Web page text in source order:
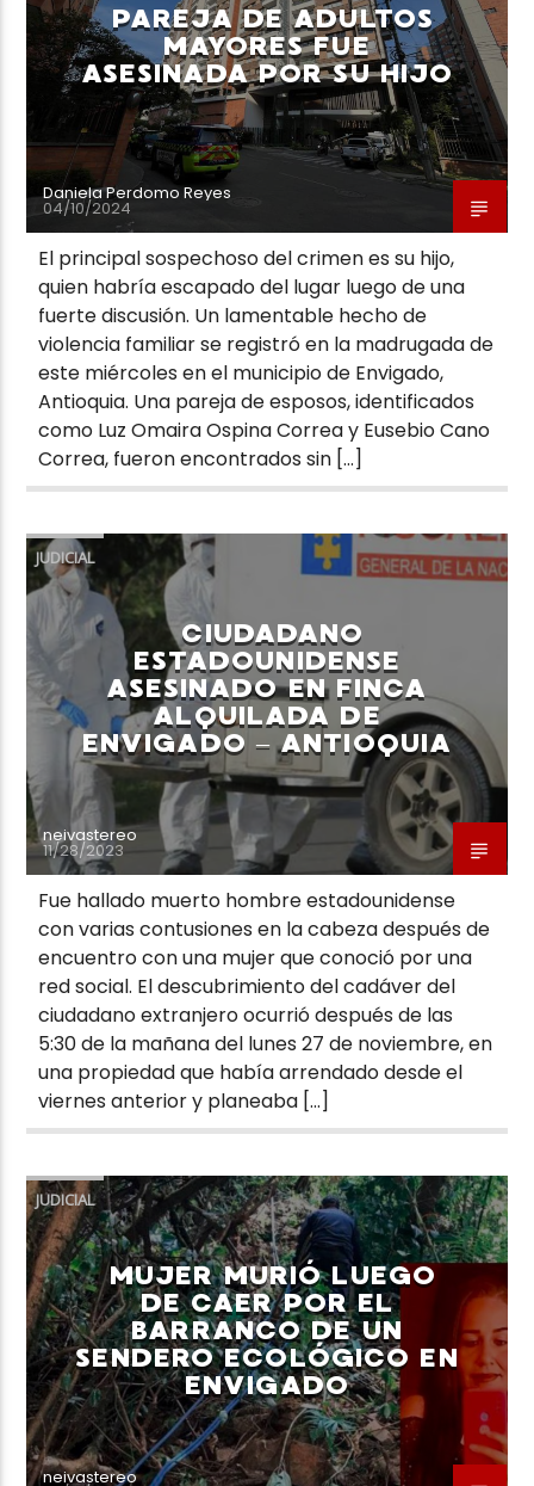
PAREJA DE ADULTOS
MAYORES FUE
ASESINADA POR SU HIJO
Daniela Perdomo Reyes
04/10/2024
El principal sospechoso del crimen es su hijo,
quien habría escapado del lugar luego de una
fuerte discusión. Un lamentable hecho de
violencia familiar se registró en la madrugada de
este miércoles en el municipio de Envigado,
Antioquia. Una pareja de esposos, identificados
como Luz Omaira Ospina Correa y Eusebio Cano
Correa, fueron encontrados sin […]
JUDICIAL
CIUDADANO
ESTADOUNIDENSE
ASESINADO EN FINCA
ALQUILADA DE
ENVIGADO – ANTIOQUIA
neivastereo
11/28/2023
Fue hallado muerto hombre estadounidense
con varias contusiones en la cabeza después de
encuentro con una mujer que conoció por una
red social. El descubrimiento del cadáver del
ciudadano extranjero ocurrió después de las
5:30 de la mañana del lunes 27 de noviembre, en
una propiedad que había arrendado desde el
viernes anterior y planeaba […]
JUDICIAL
MUJER MURIÓ LUEGO
DE CAER POR EL
BARRANCO DE UN
SENDERO ECOLÓGICO EN
ENVIGADO
neivastereo